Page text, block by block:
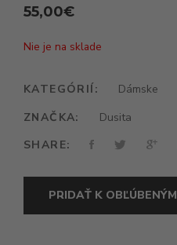
55,00€
Nie je na sklade
KATEGÓRIÍ:
Dámske
ZNAČKA:
Dusita
SHARE:
PRIDAŤ K OBĽÚBENÝM